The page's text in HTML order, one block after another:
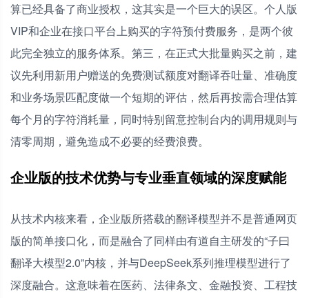
算已经具备了商业授权，这其实是一个巨大的误区。个人版
VIP和企业在接口平台上购买的字符预付费服务，是两个彼
此完全独立的服务体系。第三，在正式大批量购买之前，建
议先利用新用户赠送的免费测试额度对翻译吞吐量、准确度
和业务场景匹配度做一个短期的评估，然后再按需合理估算
每个月的字符消耗量，同时特别留意控制台内的调用规则与
清零周期，避免造成不必要的经费浪费。
企业版的技术优势与专业垂直领域的深度赋能
从技术内核来看，企业版所搭载的翻译模型并不是普通网页
版的简单接口化，而是融合了同样由有道自主研发的“子曰
翻译大模型2.0”内核，并与DeepSeek系列推理模型进行了
深度融合。这意味着在医药、法律条文、金融投资、工程技